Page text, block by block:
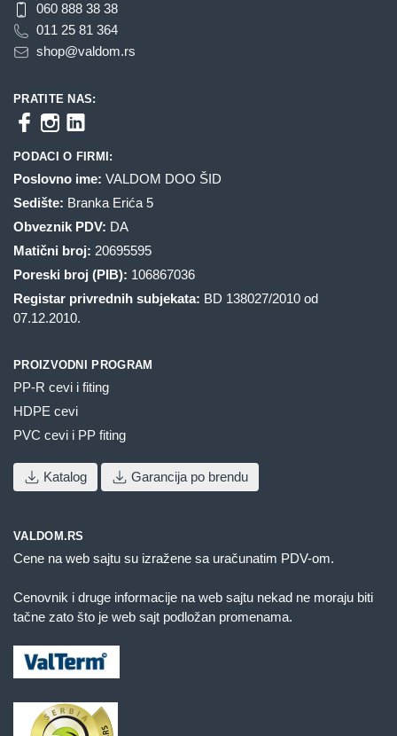
060 888 38 38
011 25 81 364
shop@valdom.rs
PRATITE NAS:
PODACI O FIRMI:
Poslovno ime: VALDOM DOO ŠID
Sedište: Branka Erića 5
Obveznik PDV: DA
Matični broj: 20695595
Poreski broj (PIB): 106867036
Registar privrednih subjekata: BD 138027/2010 od
07.12.2010.
PROIZVODNI PROGRAM
PP-R cevi i fiting
HDPE cevi
PVC cevi i PP fiting
Katalog Garancija po brendu
VALDOM.RS
Cene na web sajtu su izražene sa uračunatim PDV-om.
Cenovnik i druge informacije na web sajtu nekad ne moraju biti
tačne zato što je web sajt podložan promenama.